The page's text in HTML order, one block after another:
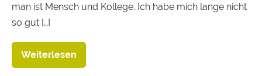
man ist Mensch und Kollege. Ich habe mich lange nicht
so gut […]
Weiterlesen